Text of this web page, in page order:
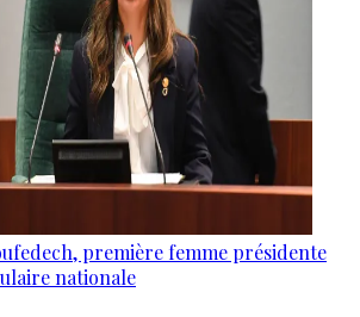
première femme présidente
nationale